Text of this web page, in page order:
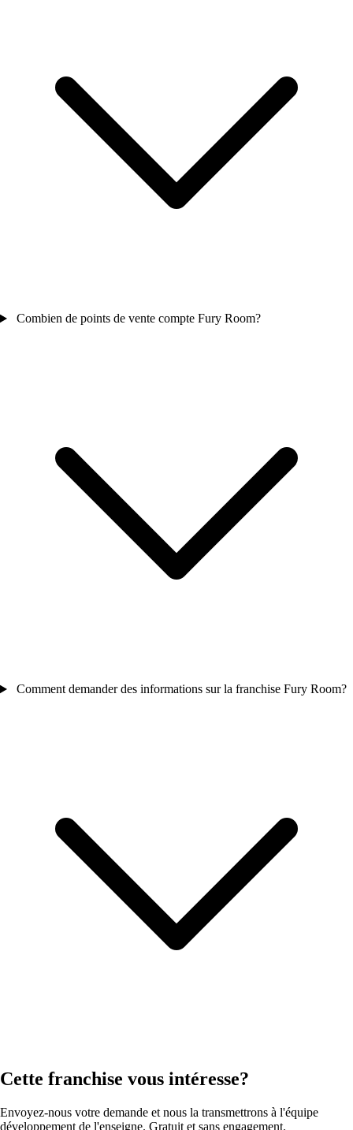
Combien de points de vente compte Fury Room?
Comment demander des informations sur la franchise Fury Room?
Cette franchise vous intéresse?
Envoyez-nous votre demande et nous la transmettrons à l'équipe
développement de l'enseigne. Gratuit et sans engagement.